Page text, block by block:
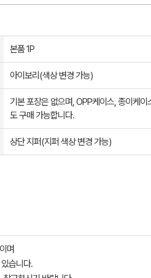
본품 1P
아이보리(색상 변경 가능)
기본 포장은 없으며, OPP케이스, 종이케이
도 구매 가능합니다.
상단 지퍼(지퍼 색상 변경 가능)
며
습니다.